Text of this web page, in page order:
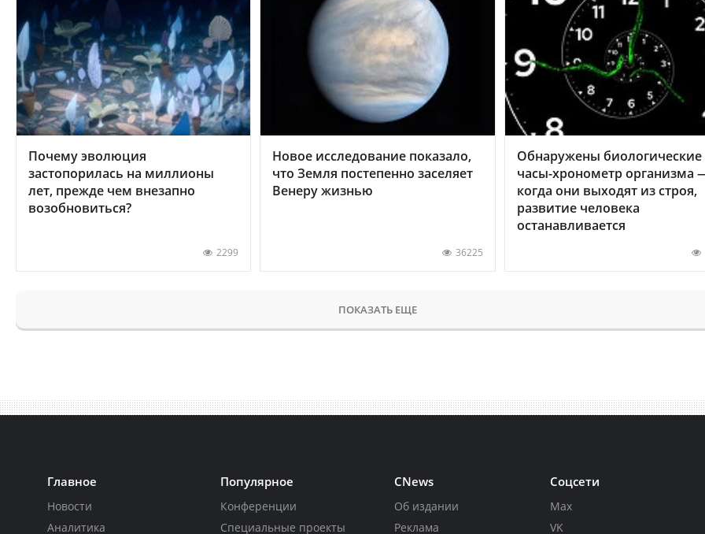
Почему эволюция
застопорилась на миллионы
лет, прежде чем внезапно
возобновиться?
2299
Новое исследование показало,
что Земля постепенно заселяет
Венеру жизнью
36225
Обнаружены биологические
часы-хронометр организма
когда они выходят из строя,
развитие человека
останавливается
ПОКАЗАТЬ ЕЩЕ
Главное
Новости
Аналитика
Популярное
Конференции
Специальные проекты
CNews
Об издании
Реклама
Соцсети
Max
VK